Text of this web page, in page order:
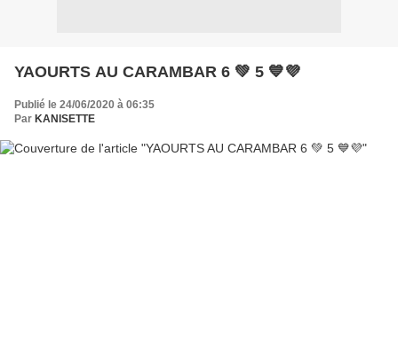
YAOURTS AU CARAMBAR 6 💚 5 💙💜
Publié le 24/06/2020 à 06:35
Par KANISETTE